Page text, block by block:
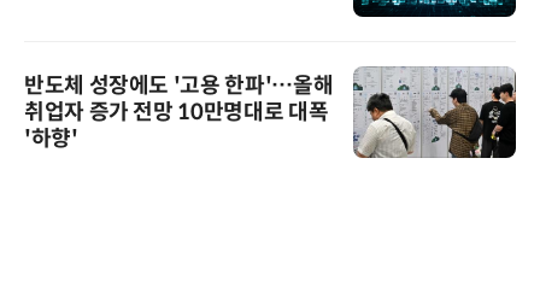
반도체 성장에도 '고용 한파'…올해
취업자 증가 전망 10만명대로 대폭
'하향'